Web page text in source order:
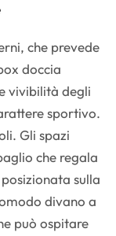
che prevede
doccia
vivibilità degli
sportivo.
Gli spazi
che regala
sulla
divano a
può ospitare